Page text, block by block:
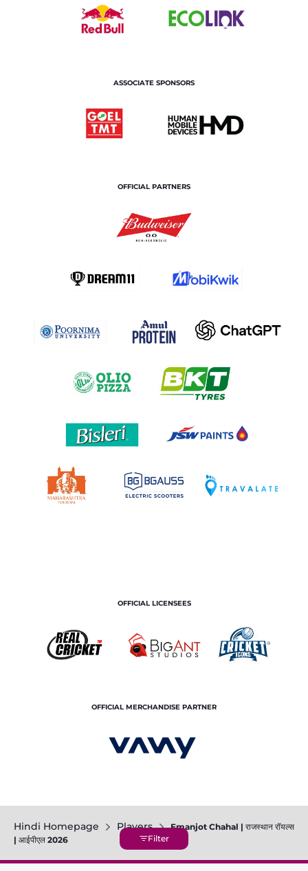
ASSOCIATE SPONSORS
OFFICIAL PARTNERS
OFFICIAL LICENSEES
OFFICIAL MERCHANDISE PARTNER
Hindi Homepage Players
Emanjot Chahal | राजस्थान रॉयल्स
| आईपीएल 2026